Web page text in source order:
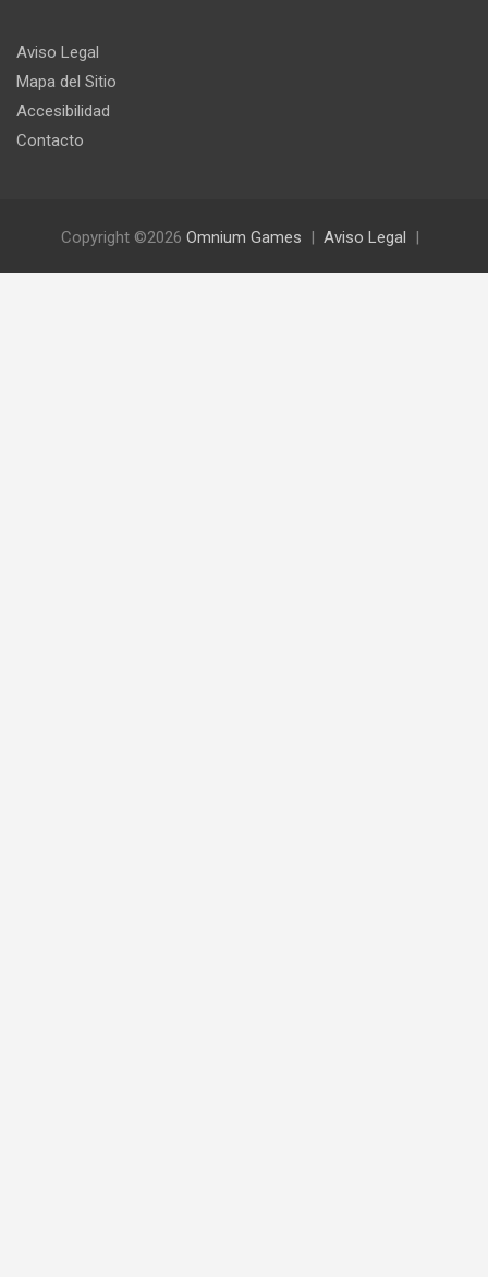
Aviso Legal
Mapa del Sitio
Accesibilidad
Contacto
Copyright ©2026 Omnium Games Aviso Legal